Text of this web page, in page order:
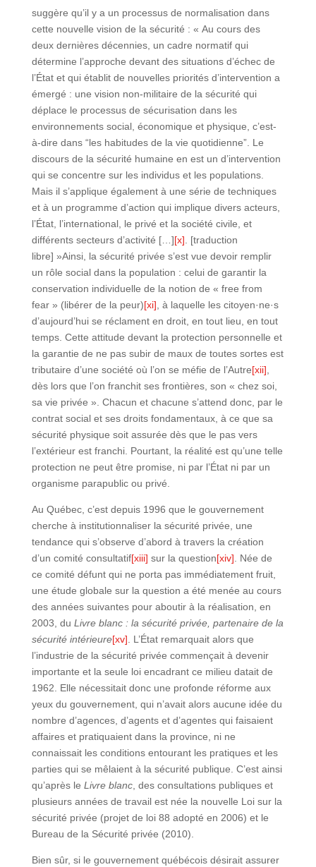
suggère qu’il y a un processus de normalisation dans
cette nouvelle vision de la sécurité : « Au cours des
deux dernières décennies, un cadre normatif qui
détermine l’approche devant des situations d’échec de
l’État et qui établit de nouvelles priorités d’intervention a
émergé : une vision non-militaire de la sécurité qui
déplace le processus de sécurisation dans les
environnements social, économique et physique, c’est-
à-dire dans “les habitudes de la vie quotidienne”. Le
discours de la sécurité humaine en est un d’intervention
qui se concentre sur les individus et les populations.
Mais il s’applique également à une série de techniques
et à un programme d’action qui implique divers acteurs,
l’État, l’international, le privé et la société civile, et
différents secteurs d’activité […][x] . [traduction
libre] »Ainsi, la sécurité privée s’est vue devoir remplir
un rôle social dans la population : celui de garantir la
conservation individuelle de la notion de « free from
fear » (libérer de la peur)[xi] , à laquelle les citoyen·ne·s
d’aujourd’hui se réclament en droit, en tout lieu, en tout
temps. Cette attitude devant la protection personnelle et
la garantie de ne pas subir de maux de toutes sortes est
tributaire d’une société où l’on se méfie de l’Autre[xii]
dès lors que l’on franchit ses frontières, son « chez soi,
sa vie privée ». Chacun et chacune s’attend donc, par le
contrat social et ses droits fondamentaux, à ce que sa
sécurité physique soit assurée dès que le pas vers
l’extérieur est franchi. Pourtant, la réalité est qu’une telle
protection ne peut être promise, ni par l’État ni par un
organisme parapublic ou privé.
Au Québec, c’est depuis 1996 que le gouvernement
cherche à institutionnaliser la sécurité privée, une
tendance qui s’observe d’abord à travers la création
d’un comité consultatif[xiii] sur la question[xiv] . Née de
ce comité défunt qui ne porta pas immédiatement fruit,
une étude globale sur la question a été menée au cours
des années suivantes pour aboutir à la réalisation, en
2003, du Livre blanc : la sécurité privée, partenaire de la
sécurité intérieure[xv] . L’État remarquait alors que
l’industrie de la sécurité privée commençait à devenir
importante et la seule loi encadrant ce milieu datait de
1962. Elle nécessitait donc une profonde réforme aux
yeux du gouvernement, qui n’avait alors aucune idée du
nombre d’agences, d’agents et d’agentes qui faisaient
affaires et pratiquaient dans la province, ni ne
connaissait les conditions entourant les pratiques et les
parties qui se mêlaient à la sécurité publique. C’est ainsi
qu’après le Livre blanc, des consultations publiques et
plusieurs années de travail est née la nouvelle Loi sur la
sécurité privée (projet de loi 88 adopté en 2006) et le
Bureau de la Sécurité privée (2010).
Bien sûr, si le gouvernement québécois désirait assurer